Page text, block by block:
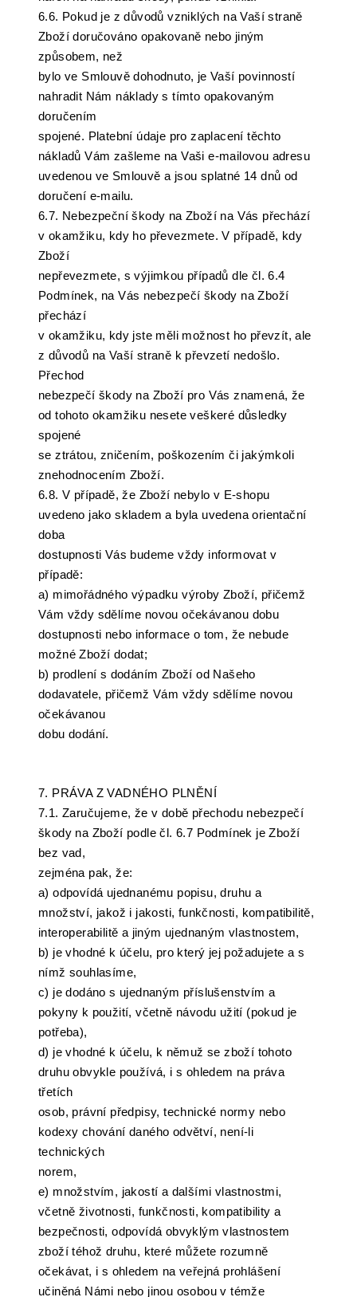
6.6. Pokud je z důvodů vzniklých na Vaší straně
Zboží doručováno opakovaně nebo jiným
způsobem, než
bylo ve Smlouvě dohodnuto, je Vaší povinností
nahradit Nám náklady s tímto opakovaným
doručením
spojené. Platební údaje pro zaplacení těchto
nákladů Vám zašleme na Vaši e-mailovou adresu
uvedenou ve Smlouvě a jsou splatné 14 dnů od
doručení e-mailu.
6.7. Nebezpeční škody na Zboží na Vás přechází
v okamžiku, kdy ho převezmete. V případě, kdy
Zboží
nepřevezmete, s výjimkou případů dle čl. 6.4
Podmínek, na Vás nebezpečí škody na Zboží
přechází
v okamžiku, kdy jste měli možnost ho převzít, ale
z důvodů na Vaší straně k převzetí nedošlo.
Přechod
nebezpečí škody na Zboží pro Vás znamená, že
od tohoto okamžiku nesete veškeré důsledky
spojené
se ztrátou, zničením, poškozením či jakýmkoli
znehodnocením Zboží.
6.8. V případě, že Zboží nebylo v E-shopu
uvedeno jako skladem a byla uvedena orientační
doba
dostupnosti Vás budeme vždy informovat v
případě:
a) mimořádného výpadku výroby Zboží, přičemž
Vám vždy sdělíme novou očekávanou dobu
dostupnosti nebo informace o tom, že nebude
možné Zboží dodat;
b) prodlení s dodáním Zboží od Našeho
dodavatele, přičemž Vám vždy sdělíme novou
očekávanou
dobu dodání.
7. PRÁVA Z VADNÉHO PLNĚNÍ
7.1. Zaručujeme, že v době přechodu nebezpečí
škody na Zboží podle čl. 6.7 Podmínek je Zboží
bez vad,
zejména pak, že:
a) odpovídá ujednanému popisu, druhu a
množství, jakož i jakosti, funkčnosti, kompatibilitě,
interoperabilitě a jiným ujednaným vlastnostem,
b) je vhodné k účelu, pro který jej požadujete a s
nímž souhlasíme,
c) je dodáno s ujednaným příslušenstvím a
pokyny k použití, včetně návodu užití (pokud je
potřeba),
d) je vhodné k účelu, k němuž se zboží tohoto
druhu obvykle používá, i s ohledem na práva
třetích
osob, právní předpisy, technické normy nebo
kodexy chování daného odvětví, není-li
technických
norem,
e) množstvím, jakostí a dalšími vlastnostmi,
včetně životnosti, funkčnosti, kompatibility a
bezpečnosti, odpovídá obvyklým vlastnostem
zboží téhož druhu, které můžete rozumně
očekávat, i s ohledem na veřejná prohlášení
učiněná Námi nebo jinou osobou v témže